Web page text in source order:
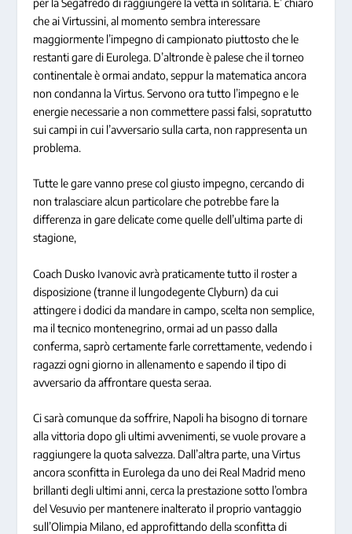
per la Segafredo di raggiungere la vetta in solitaria. E’ chiaro
che ai Virtussini, al momento sembra interessare
maggiormente l’impegno di campionato piuttosto che le
restanti gare di Eurolega. D’altronde è palese che il torneo
continentale è ormai andato, seppur la matematica ancora
non condanna la Virtus. Servono ora tutto l’impegno e le
energie necessarie a non commettere passi falsi, sopratutto
sui campi in cui l’avversario sulla carta, non rappresenta un
problema.
Tutte le gare vanno prese col giusto impegno, cercando di
non tralasciare alcun particolare che potrebbe fare la
differenza in gare delicate come quelle dell’ultima parte di
stagione,
Coach Dusko Ivanovic avrà praticamente tutto il roster a
disposizione (tranne il lungodegente Clyburn) da cui
attingere i dodici da mandare in campo, scelta non semplice,
ma il tecnico montenegrino, ormai ad un passo dalla
conferma, saprò certamente farle correttamente, vedendo i
ragazzi ogni giorno in allenamento e sapendo il tipo di
avversario da affrontare questa seraa.
Ci sarà comunque da soffrire, Napoli ha bisogno di tornare
alla vittoria dopo gli ultimi avvenimenti, se vuole provare a
raggiungere la quota salvezza. Dall’altra parte, una Virtus
ancora sconfitta in Eurolega da uno dei Real Madrid meno
brillanti degli ultimi anni, cerca la prestazione sotto l’ombra
del Vesuvio per mantenere inalterato il proprio vantaggio
sull’Olimpia Milano, ed approfittando della sconfitta di